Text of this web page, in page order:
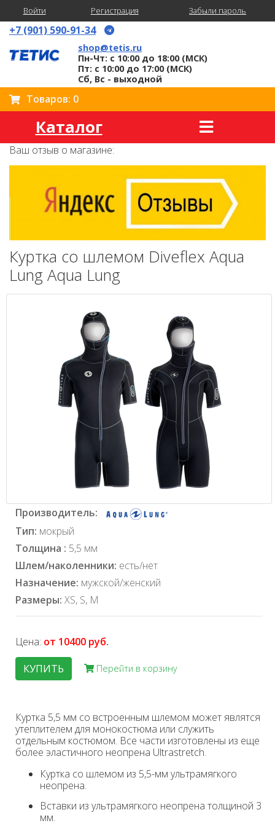
Войти Регистрация Забыли пароль
+7 (901) 590-91-34
shop@tetis.ru
Пн-Чт: с 10:00 до 18:00 (МСК)
Пт: с 10:00 до 17:00 (МСК)
Сб, Вс - выходной
Товаров: 0
Каталог
Ваш отзыв о магазине:
Куртка со шлемом Diveflex Aqua
Lung Aqua Lung
Производитель:
Тип: мокрый
Толщина : 5,5 мм
Шлем/наколенники: есть/нет
Назначение: мужской/женский
Размеры: XS, S, M
Цена: от 10400 руб.
КУПИТЬ
Перейти в корзину
Куртка 5,5 мм со встроенным шлемом может являтся
утеплителем для монокостюма или служить
отдельным костюмом. Все части изготовлены из еще
более эластичного неопрена Ultrastretch.
Куртка со шлемом из 5,5-мм ультрамягкого
неопрена.
Вставки из ультрамягкого неопрена толщиной 3
мм.